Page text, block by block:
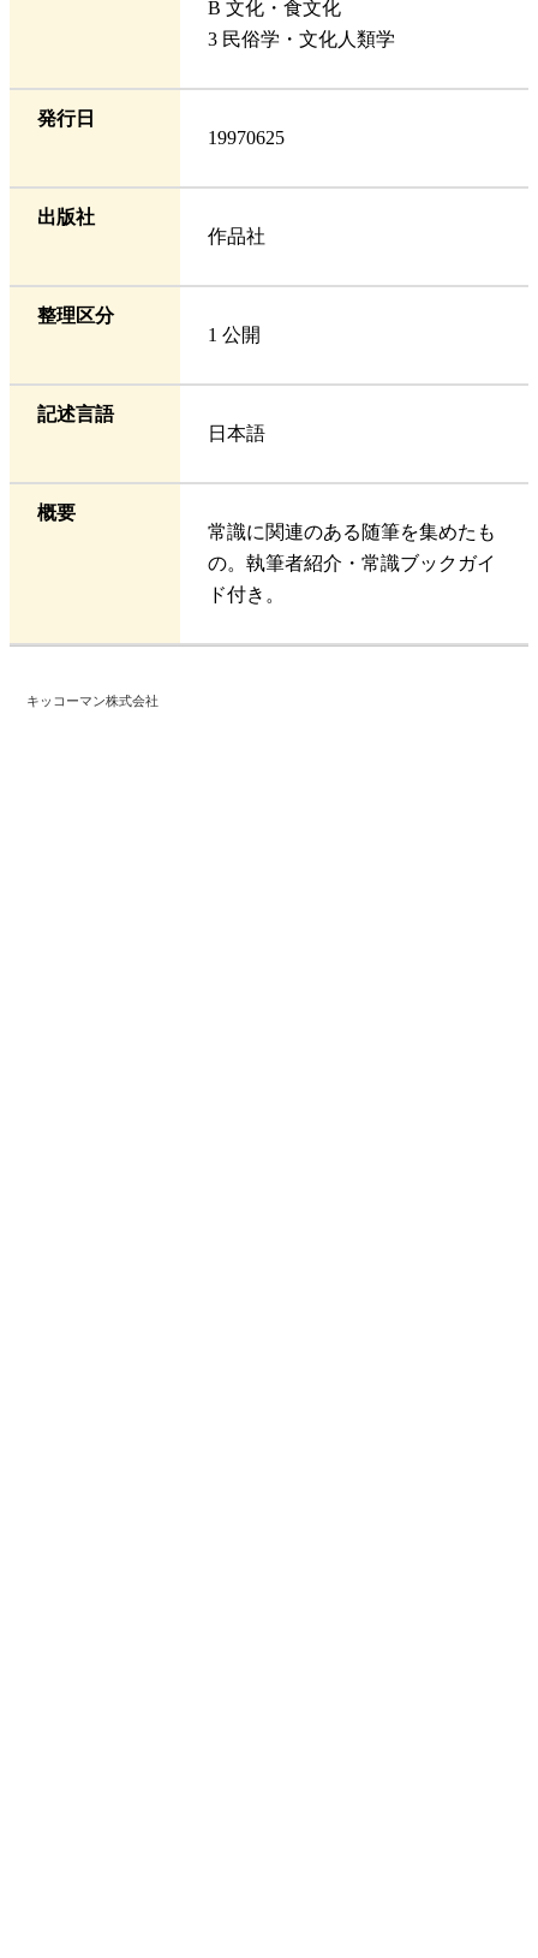
B 文化・食文化
3 民俗学・文化人類学
発行日
19970625
出版社
作品社
整理区分
1 公開
記述言語
日本語
概要
常識に関連のある随筆を集めたも
の。執筆者紹介・常識ブックガイ
ド付き。
キッコーマン株式会社